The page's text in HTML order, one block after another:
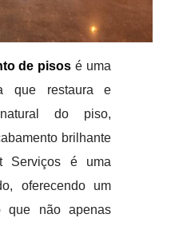
de pisos é uma
que restaura e
do piso,
brilhante
Serviços é uma
oferecendo um
que não apenas